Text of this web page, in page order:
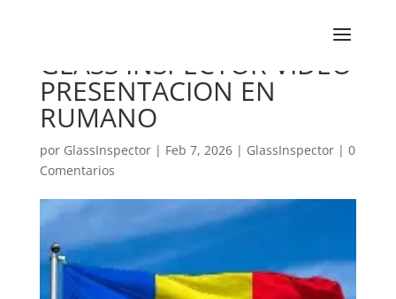
GLASS INSPECTOR VIDEO
PRESENTACION EN
RUMANO
por GlassInspector| Feb 7, 2026| GlassInspector| 0
Comentarios